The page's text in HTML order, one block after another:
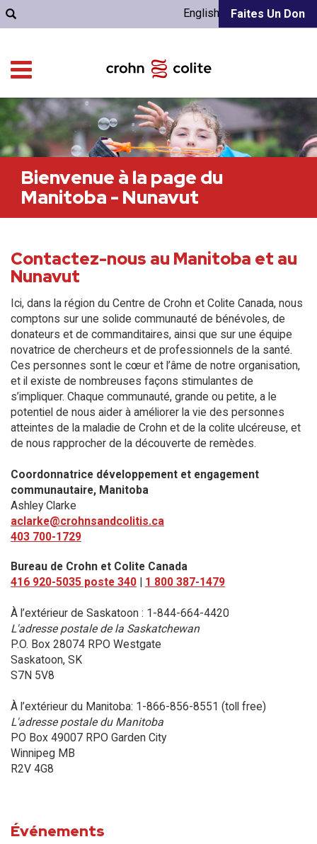
Faites Un Don
English
Bienvenue à la page du
Manitoba - Nunavut
Contactez-nous au Manitoba et au
Nunavut
Ici, dans la région du Centre de Crohn et Colite Canada, nous
comptons sur une solide communauté de bénévoles, de
donateurs et de commanditaires, ainsi que sur une équipe
novatrice de chercheurs et de professionnels de la santé.
Ces personnes sont le cœur et l’âme de notre organisation,
et il existe de nombreuses façons stimulantes de
s’impliquer. Chaque communauté, grande ou petite, a le
potentiel de nous aider à améliorer la vie des personnes
atteintes de la maladie de Crohn et de la colite ulcéreuse, et
de nous rapprocher de la découverte de remèdes.
Coordonnatrice développement et engagement
communautaire, Manitoba
Ashley Clarke
aclarke@crohnsandcolitis.ca
403 700-1729
Bureau de Crohn et Colite Canada
416 920-5035 poste 340 | 1 800 387-1479
À l’extérieur de Saskatoon : 1-844-664-4420
L'adresse postale de la Saskatchewan
P.O. Box 28074 RPO Westgate
Saskatoon, SK
S7N 5V8
À l’extérieur du Manitoba: 1-866-856-8551 (toll free)
L'adresse postale du Manitoba
PO Box 49007 RPO Garden City
Winnipeg MB
R2V 4G8
Événements